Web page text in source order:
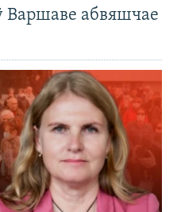
Варшаве абвяшчае